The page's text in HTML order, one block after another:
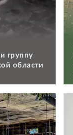
группу
области